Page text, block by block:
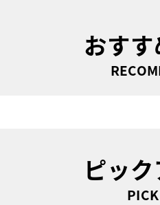
おす
ピッ